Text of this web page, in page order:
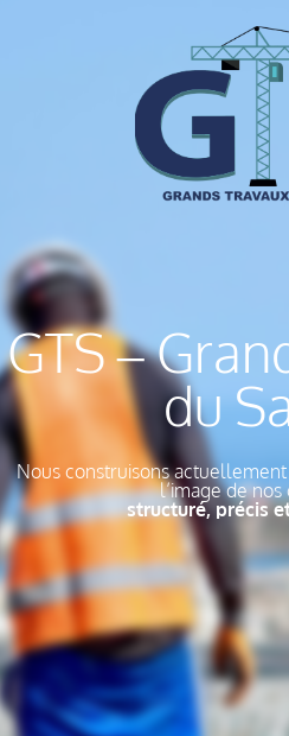
GTS –
du
Nous construisons
l’image de nos
structuré, précis